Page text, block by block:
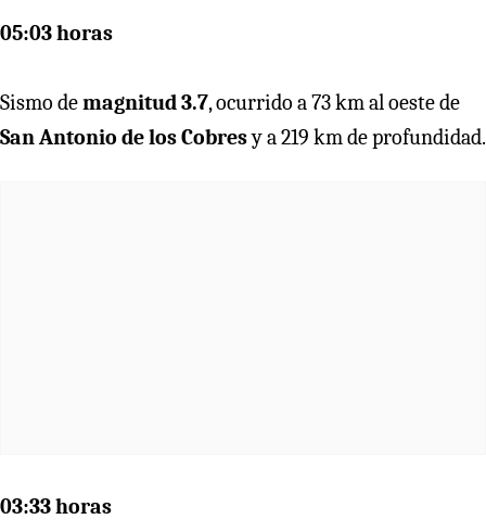
05:03 horas
Sismo demagnitud 3.7, ocurrido a 73 km al oeste de
San Antonio de los Cobresy a 219 km de profundidad.
03:33 horas